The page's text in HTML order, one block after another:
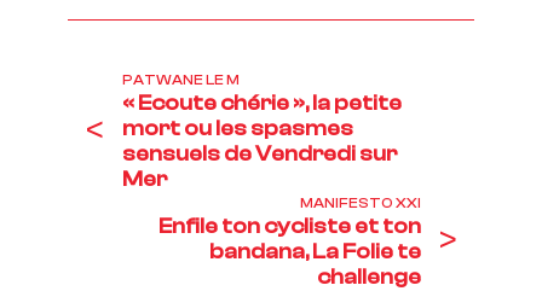
<
PATWANE LE M
« Ecoute chérie », la petite
mort ou les spasmes
sensuels de Vendredi sur
Mer
MANIFESTO XXI
Enfile ton cycliste et ton
bandana, La Folie te
challenge
>